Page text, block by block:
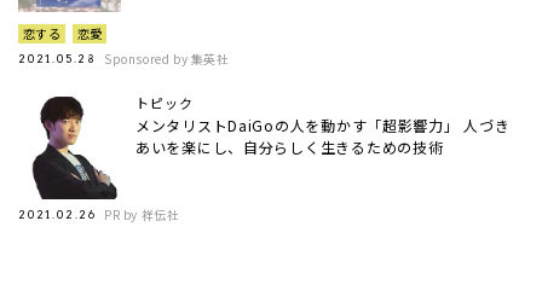
恋する 恋愛
2021.05.28 Sponsored by 集英社
トピック
メンタリストDaiGoの人を動かす「超影響力」 人づき
あいを楽にし、自分らしく生きるための技術
2021.02.26 PR by 祥伝社